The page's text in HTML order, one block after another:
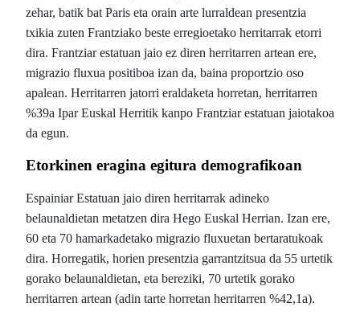
zehar, batik bat Paris eta orain arte lurraldean presentzia
txikia zuten Frantziako beste erregioetako herritarrak etorri
dira. Frantziar estatuan jaio ez diren herritarren artean ere,
migrazio fluxua positiboa izan da, baina proportzio oso
apalean. Herritarren jatorri eraldaketa horretan, herritarren
%39a Ipar Euskal Herritik kanpo Frantziar estatuan jaiotakoa
da egun.
Etorkinen eragina egitura demografikoan
Espainiar Estatuan jaio diren herritarrak adineko
belaunaldietan metatzen dira Hego Euskal Herrian. Izan ere,
60 eta 70 hamarkadetako migrazio fluxuetan bertaratukoak
dira. Horregatik, horien presentzia garrantzitsua da 55 urtetik
gorako belaunaldietan, eta bereziki, 70 urtetik gorako
herritarren artean (adin tarte horretan herritarren %42,1a).